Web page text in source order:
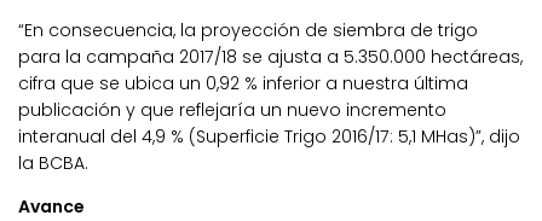
“En consecuencia, la proyección de siembra de trigo
para la campaña 2017/18 se ajusta a 5.350.000 hectáreas,
cifra que se ubica un 0,92 % inferior a nuestra última
publicación y que reflejaría un nuevo incremento
interanual del 4,9 % (Superficie Trigo 2016/17: 5,1 MHas)”, dijo
la BCBA.
Avance